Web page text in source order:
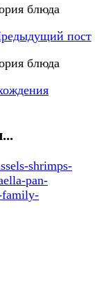
пост